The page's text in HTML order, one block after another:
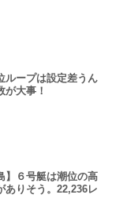
ループは設定差うん
が大事！
】６号艇は潮位の高
ありそう。22,236レ